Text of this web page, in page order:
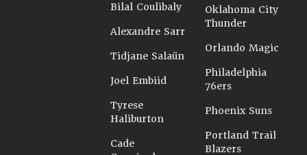
Bilal Coulibaly
Alexandre Sarr
Tidjane Salaün
Joel Embiid
Tyrese
Haliburton
Cade
Oklahoma City
Thunder
Orlando Magic
Philadelphia
76ers
Phoenix Suns
Portland Trail
Blazers